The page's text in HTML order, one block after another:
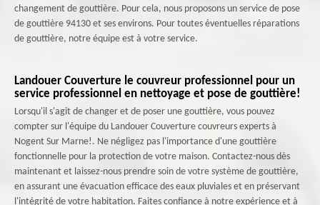
changement de gouttière. Pour cela, nous proposons un service de pose
de gouttière 94130 et ses environs. Pour toutes éventuelles réparations
de gouttière, notre équipe est à votre service.
Landouer Couverture le couvreur professionnel pour un
service professionnel en nettoyage et pose de gouttière!
Lorsqu'il s'agit de changer et de poser une gouttière, vous pouvez
compter sur l'équipe du Landouer Couverture couvreurs experts à
Nogent Sur Marne!. Ne négligez pas l'importance d'une gouttière
fonctionnelle pour la protection de votre maison. Contactez-nous dès
maintenant et laissez-nous prendre soin de votre système de gouttière,
en assurant une évacuation efficace des eaux pluviales et en préservant
l'intégrité de votre habitation. Faites confiance à notre expérience et à